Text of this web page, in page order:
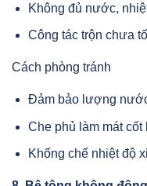
Không đủ nước,
Công tác trộn chưa
Cách phòng tránh
Đảm bảo lượng
Che phủ làm mát cốt
Khống chế nhiệt độ